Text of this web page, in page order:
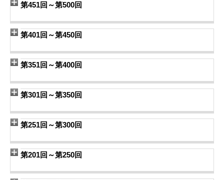
第451回～第500回
第401回～第450回
第351回～第400回
第301回～第350回
第251回～第300回
第201回～第250回